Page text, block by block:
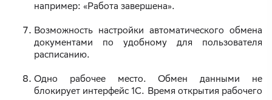
например: «Работа завершена».
Возможность настройки автоматического обмена
документами по удобному для пользователя
расписанию.
Одно рабочее место. Обмен данными не
блокирует интерфейс 1С. Время открытия рабочего